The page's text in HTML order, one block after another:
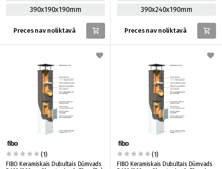
390x190x190mm
Preces nav noliktavā
390x240x190mm
Preces nav noliktavā
(1)
FIBO Keramiskais Dubultais Dūmvads
(1)
FIBO Keramiskais Dubultais Dūmvads